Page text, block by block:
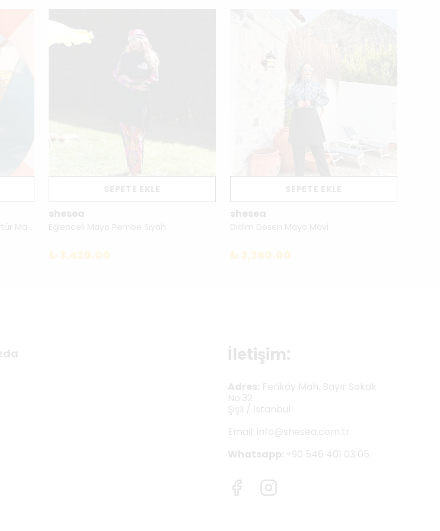
shesea
Eğlenceli Mayo Pembe Siyah
₺ 3,420.00
shesea
Didim Desen Mayo Mavi
₺ 3,360.00
İletişim:
Adres: Feriköy Mah. Bayır Sokak
No:32
Şişli / İstanbul
Email: info@shesea.com.tr
Whatsapp: +90 546 401 03 05